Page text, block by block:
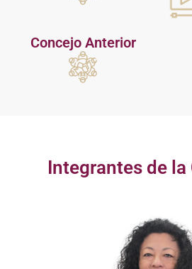
Concejo Anterior
Integrantes de